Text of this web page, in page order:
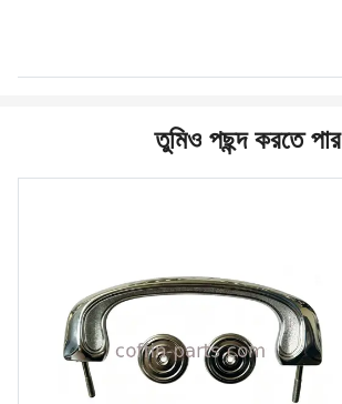
তুমিও পছন্দ করতে পার